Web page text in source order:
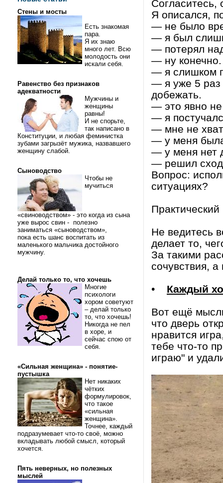
Стены и мосты
Есть знакомая
пара.
Я их знаю
много лет. Всю
молодость они
искали себя.
Равенство без признаков
адекватности
Мужчины и
женщины
равны!
И не спорьте,
так написано в
Конституции, и любая феминистка
зубами загрызёт мужика, назвавшего
женщину слабой.
Сыноводство
Чтобы не
мучиться
«свиноводством» - это когда из сына
уже вырос свин - полезно
заниматься «сыноводством»,
пока есть шанс воспитать из
маленького мальчика достойного
мужчину.
Делай только то, что хочешь
Многие
психологи
хором советуют
– делай только
то, что хочешь!
Никогда не пел
в хоре, и
сейчас спою от
себя.
«Сильная женщина» - понятие-
пустышка
Нет никаких
чётких
формулировок,
что такое
«сильная
женщина».
Точнее, каждый
подразумевает что-то своё, можно
вкладывать любой смысл, который
хочется.
Пять неверных, но полезных
мыслей
Я описался,
— не было
— я был
— потерял
— ну
— я слишком
— я уже 5 раз
добежать.
— это явно
— я
— мне не
— у меня
— у меня нет
— решил
Вопрос:
ситуациях?
Не ведитесь
делает то,
За такими
сочувствия,
• Каждый
Вот ещё
что дверь
нравится
тебе что-то
играю" и